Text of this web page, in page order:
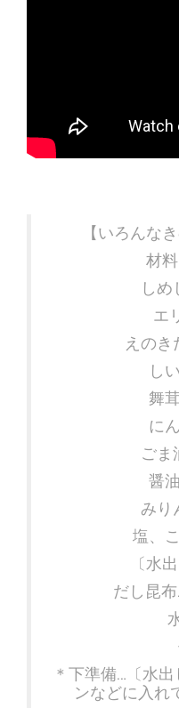
【いろんな
材
しめ
エ
えのき
し
舞
に
ごま
醤
みり
塩、
〔水
だし昆
＊下準備…〔水
ンなどに入れ